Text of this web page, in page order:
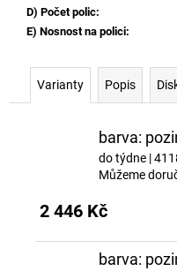
D) Počet polic:
E) Nosnost na polici:
Varianty Popis
barva:
do týdne |
Můžeme
2 446 Kč
barva: